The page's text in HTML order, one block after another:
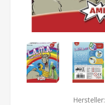
Hersteller: